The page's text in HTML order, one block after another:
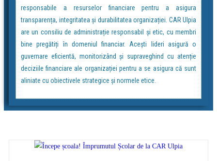
responsabile a resurselor financiare pentru a asigura
transparența, integritatea și durabilitatea organizației. CAR Ulpia
are un consiliu de administrație responsabil și etic, cu membri
bine pregătiți în domeniul financiar. Acești lideri asigură o
guvernare eficientă, monitorizând și supraveghind cu atenție
deciziile financiare ale organizației pentru a se asigura că sunt
aliniate cu obiectivele strategice și normele etice.